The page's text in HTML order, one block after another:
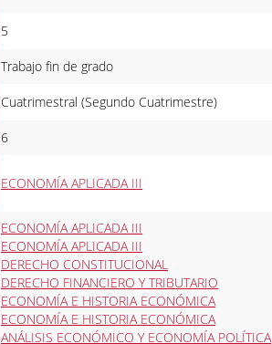
5
Trabajo fin de grado
Cuatrimestral (Segundo Cuatrimestre)
6
ECONOMÍA APLICADA III
ECONOMÍA APLICADA III
ECONOMÍA APLICADA III
DERECHO CONSTITUCIONAL
DERECHO FINANCIERO Y TRIBUTARIO
ECONOMÍA E HISTORIA ECONÓMICA
ECONOMÍA E HISTORIA ECONÓMICA
ANÁLISIS ECONÓMICO Y ECONOMÍA POLÍTICA